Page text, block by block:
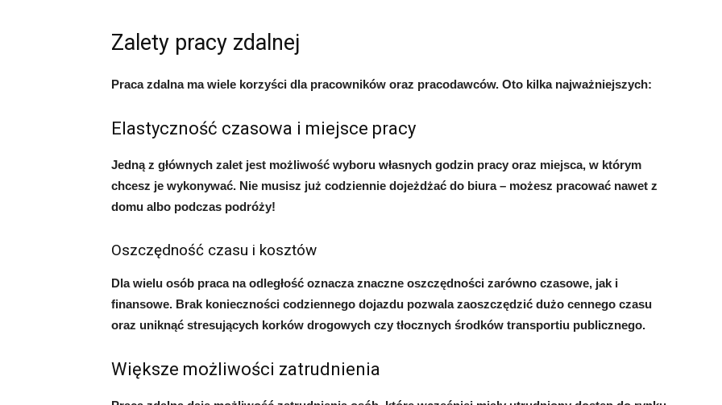
Zalety pracy zdalnej
Praca zdalna ma wiele korzyści dla pracowników oraz pracodawców. Oto kilka najważniejszych:
Elastyczność czasowa i miejsce pracy
Jedną z głównych zalet jest możliwość wyboru własnych godzin pracy oraz miejsca, w którym
chcesz je wykonywać. Nie musisz już codziennie dojeżdżać do biura – możesz pracować nawet z
domu albo podczas podróży!
Oszczędność czasu i kosztów
Dla wielu osób praca na odległość oznacza znaczne oszczędności zarówno czasowe, jak i
finansowe. Brak konieczności codziennego dojazdu pozwala zaoszczędzić dużo cennego czasu
oraz uniknąć stresujących korków drogowych czy tłocznych środków transportiu publicznego.
Większe możliwości zatrudnienia